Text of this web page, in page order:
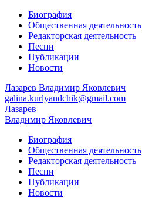
Биография
Общественная деятельность
Редакторская деятельность
Песни
Публикации
Новости
Лазарев Владимир Яковлевич
galina.kurlyandchik@gmail.com
Лазарев
Владимир Яковлевич
Биография
Общественная деятельность
Редакторская деятельность
Песни
Публикации
Новости